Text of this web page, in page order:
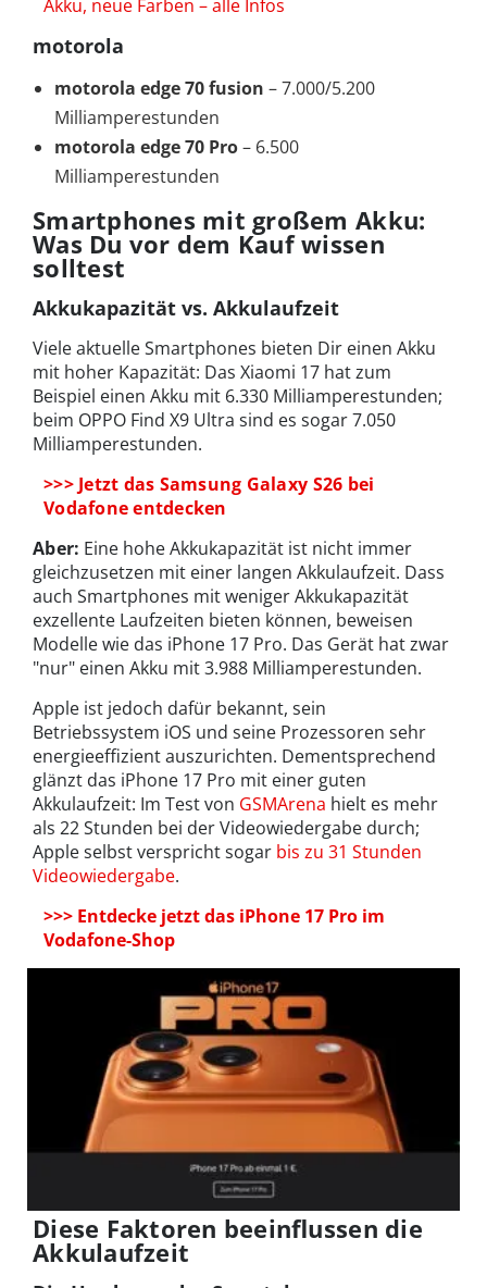
Akku, neue Farben – alle Infos
motorola
motorola edge 70 fusion – 7.000/5.200
Milliamperestunden
motorola edge 70 Pro– 6.500
Milliamperestunden
Smartphones mit großem Akku:
Was Du vor dem Kauf wissen
solltest
Akkukapazität vs. Akkulaufzeit
Viele aktuelle Smartphones bieten Dir einen Akku
mit hoher Kapazität: Das Xiaomi 17 hat zum
Beispiel einen Akku mit 6.330 Milliamperestunden;
beim OPPO Find X9 Ultra sind es sogar 7.050
Milliamperestunden.
>>> Jetzt das Samsung Galaxy S26 bei
Vodafone entdecken
Aber: Eine hohe Akkukapazität ist nicht immer
gleichzusetzen mit einer langen Akkulaufzeit. Dass
auch Smartphones mit weniger Akkukapazität
exzellente Laufzeiten bieten können, beweisen
Modelle wie das iPhone 17 Pro. Das Gerät hat zwar
"nur" einen Akku mit 3.988 Milliamperestunden.
Apple ist jedoch dafür bekannt, sein
Betriebssystem iOS und seine Prozessoren sehr
energieeffizient auszurichten. Dementsprechend
glänzt das iPhone 17 Pro mit einer guten
Akkulaufzeit: Im Test von GSMArena hielt es mehr
als 22 Stunden bei der Videowiedergabe durch;
Apple selbst verspricht sogar bis zu 31 Stunden
Videowiedergabe.
>>> Entdecke jetzt das iPhone 17 Pro im
Vodafone-Shop
Diese Faktoren beeinflussen die
Akkulaufzeit